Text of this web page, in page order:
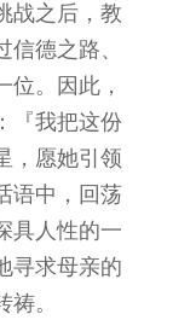
战之后，教
德之路、
位。因此，
『我把这份
，愿她引领
语中，回荡
具人性的一
寻求母亲的
。